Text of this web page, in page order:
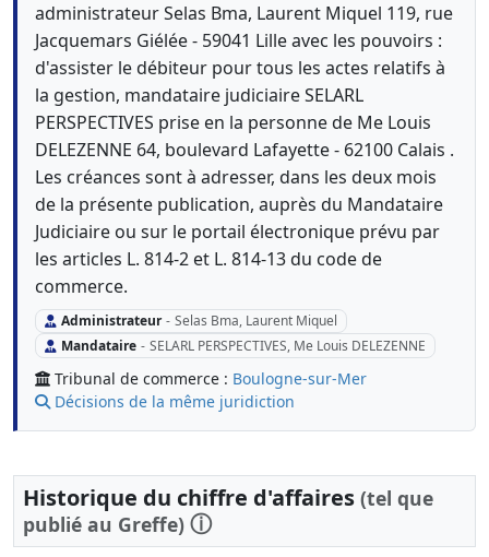
administrateur Selas Bma, Laurent Miquel 119, rue
Jacquemars Giélée - 59041 Lille avec les pouvoirs :
d'assister le débiteur pour tous les actes relatifs à
la gestion, mandataire judiciaire SELARL
PERSPECTIVES prise en la personne de Me Louis
DELEZENNE 64, boulevard Lafayette - 62100 Calais .
Les créances sont à adresser, dans les deux mois
de la présente publication, auprès du Mandataire
Judiciaire ou sur le portail électronique prévu par
les articles L. 814-2 et L. 814-13 du code de
commerce.
Administrateur - Selas Bma, Laurent Miquel
Mandataire - SELARL PERSPECTIVES, Me Louis DELEZENNE
Tribunal de commerce : Boulogne-sur-Mer
Décisions de la même juridiction
Historique du chiffre d'affaires (tel que
publié au Greffe) ⓘ